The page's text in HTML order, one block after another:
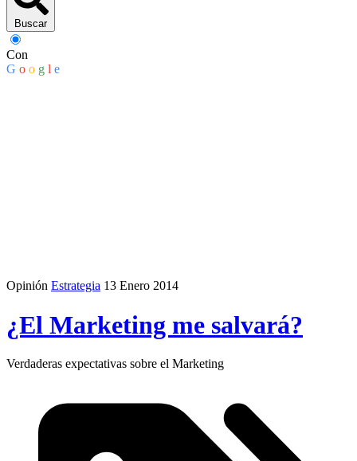
Buscar
Con
G o o g l e
Opinión Estrategia 13 Enero 2014
¿El Marketing me salvará?
Verdaderas expectativas sobre el Marketing